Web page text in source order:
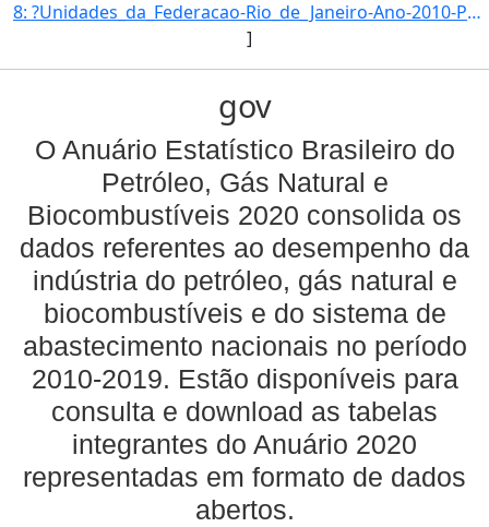
8: ?Unidades_da_Federacao-Rio_de_Janeiro-Ano-2010-Producao_de_LGN_(mil_barris)-17408-57099}]
]
gov
O Anuário Estatístico Brasileiro do
Petróleo, Gás Natural e
Biocombustíveis 2020 consolida os
dados referentes ao desempenho da
indústria do petróleo, gás natural e
biocombustíveis e do sistema de
abastecimento nacionais no período
2010-2019. Estão disponíveis para
consulta e download as tabelas
integrantes do Anuário 2020
representadas em formato de dados
abertos.